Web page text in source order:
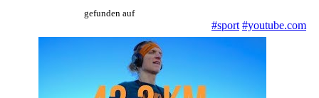
gefunden auf
#sport #youtube.com